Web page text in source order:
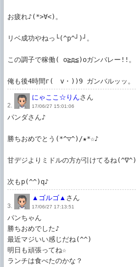
お疲れ♪(*>∀<)。
リベ成功やねっ└(^p^┘)┘。
この調子で稼働( o≧д≦)oガンバレー!!。
俺も後4時間г(ゝv・))9 ガンバルッッ。
2.
にゃここ☆りんさん
17/06/27 15:01:06
パンダさん♪
勝ちおめでとう(*^▽^)/★*☆♪
甘デジよりミドルの方が引けてるね(^∇^)
次もp(^^)q♪
3.
▲ゴルゴ▲ さん
17/06/27 17:13:51
パンちゃん
勝ちおめでした♪
最近マジいい感じだね(^^)
明日も頑張ってね☆
ランチは食べたのかな？